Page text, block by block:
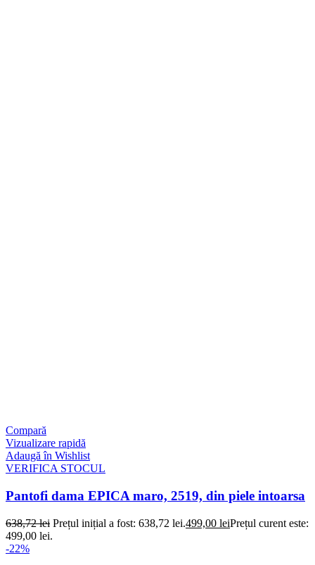
Compară
Vizualizare rapidă
Adaugă în Wishlist
VERIFICA STOCUL
Pantofi dama EPICA maro, 2519, din piele intoarsa
638,72lei Prețul inițial a fost: 638,72 lei.499,00 leiPrețul curent este:
499,00 lei.
-22%